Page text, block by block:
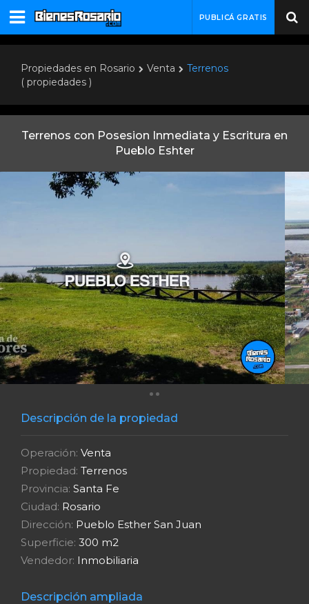
PUBLICÁ GRATIS
Propiedades en Rosario Venta
Terrenos
( propiedades )
Terrenos con Posesion Inmediata y Escritura en
Pueblo Eshter
Descripción de la propiedad
Operación: Venta
Propiedad: Terrenos
Provincia: Santa Fe
Ciudad: Rosario
Dirección: Pueblo Esther San Juan
Superficie: 300 m2
Vendedor: Inmobiliaria
Descripción ampliada